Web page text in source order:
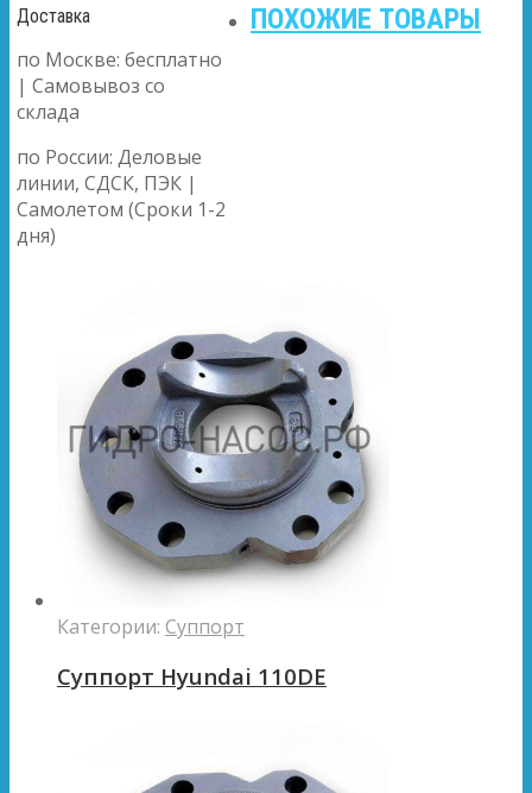
Доставка
по Москве: бесплатно
| Самовывоз со
склада
по России: Деловые
линии, СДСК, ПЭК |
Самолетом (Сроки 1-2
дня)
ПОХОЖИЕ ТОВАРЫ
Категории: Суппорт
Суппорт Hyundai 110DE